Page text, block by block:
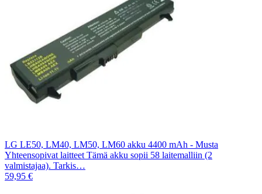
LG LE50, LM40, LM50, LM60 akku 4400 mAh - Musta
Yhteensopivat laitteet Tämä akku sopii 58 laitemalliin (2
valmistajaa). Tarkis…
59,95 €